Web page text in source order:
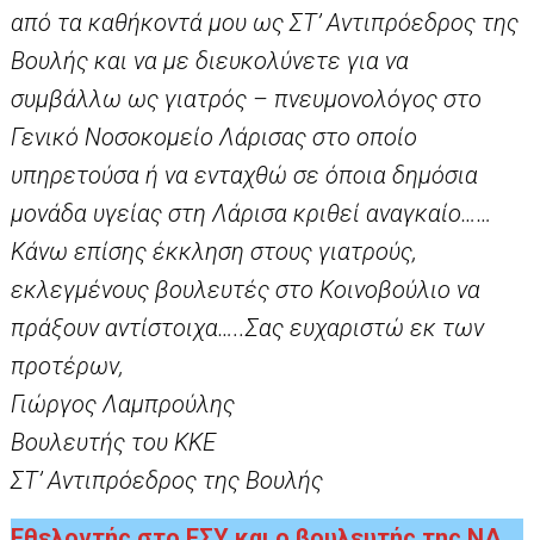
από τα καθήκοντά μου ως ΣΤ’ Αντιπρόεδρος της
Βουλής και να με διευκολύνετε για να
συμβάλλω ως γιατρός – πνευμονολόγος στο
Γενικό Νοσοκομείο Λάρισας στο οποίο
υπηρετούσα ή να ενταχθώ σε όποια δημόσια
μονάδα υγείας στη Λάρισα κριθεί αναγκαίο……
Κάνω επίσης έκκληση στους γιατρούς,
εκλεγμένους βουλευτές στο Κοινοβούλιο να
πράξουν αντίστοιχα…..Σας ευχαριστώ εκ των
προτέρων,
Γιώργος Λαμπρούλης
Βουλευτής του ΚΚΕ
ΣΤ’ Αντιπρόεδρος της Βουλής